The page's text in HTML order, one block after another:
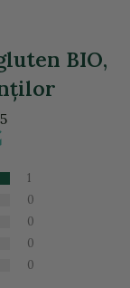
BIO,
1
0
0
0
0